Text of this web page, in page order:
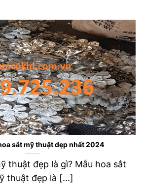
sắt mỹ thuật đẹp nhất 2024
thuật đẹp là gì? Mẫu hoa sắt
thuật đẹp là [...]